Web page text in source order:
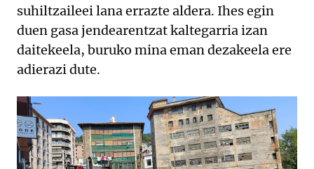
suhiltzaileei lana errazte aldera. Ihes egin
duen gasa jendearentzat kaltegarria izan
daitekeela, buruko mina eman dezakeela ere
adierazi dute.